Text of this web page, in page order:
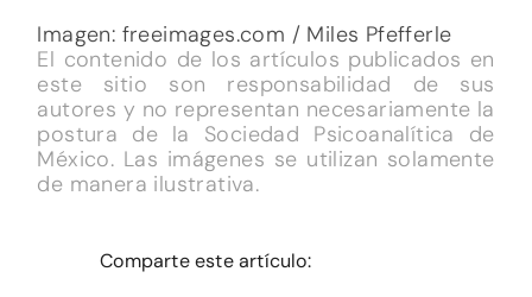
Imagen: freeimages.com / Miles Pfefferle
El contenido de los artículos publicados en
este sitio son responsabilidad de sus
autores y no representan necesariamente la
postura de la Sociedad Psicoanalítica de
México. Las imágenes se utilizan solamente
de manera ilustrativa.
Comparte este artículo: